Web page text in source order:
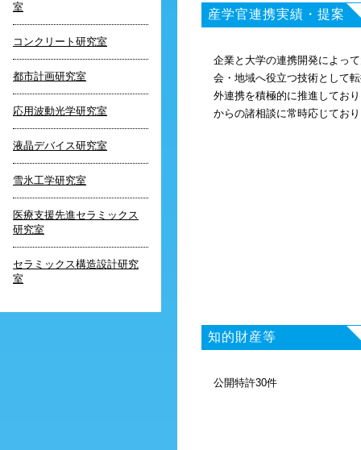
室
コンクリート研究室
都市計画研究室
応用波動光学研究室
液晶デバイス研究室
雪氷工学研究室
医療支援先進セラミックス
研究室
セラミックス構造設計研究
室
産学官連携実績・提案
企業と大学の連携開発によっ
会・地域へ役立つ技術として
外連携を積極的に推進してお
からの諸相談に常時応じてお
知的財産等
公開特許30件